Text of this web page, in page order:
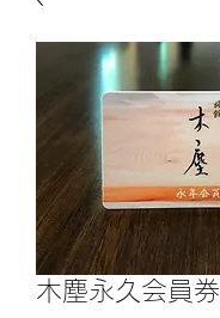
木塵永久会員券